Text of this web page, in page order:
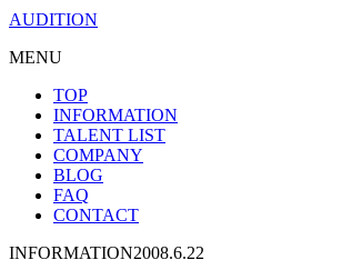
AUDITION
MENU
TOP
INFORMATION
TALENT LIST
COMPANY
BLOG
FAQ
CONTACT
INFORMATION2008.6.22